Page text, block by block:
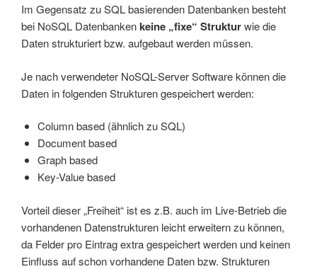
Im Gegensatz zu SQL basierenden Datenbanken besteht
bei NoSQL Datenbankenkeine „fixe“ Strukturwie die
Daten strukturiert bzw. aufgebaut werden müssen.
Je nach verwendeter NoSQL-Server Software können die
Daten in folgenden Strukturen gespeichert werden:
Column based (ähnlich zu SQL)
Document based
Graph based
Key-Value based
Vorteil dieser „Freiheit“ ist es z.B. auch im Live-Betrieb die
vorhandenen Datenstrukturen leicht erweitern zu können,
da Felder pro Eintrag extra gespeichert werden und keinen
Einfluss auf schon vorhandene Daten bzw. Strukturen